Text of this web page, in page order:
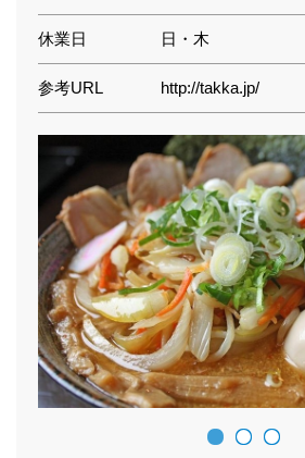
休業日 日・木
参考URL http://takka.jp/